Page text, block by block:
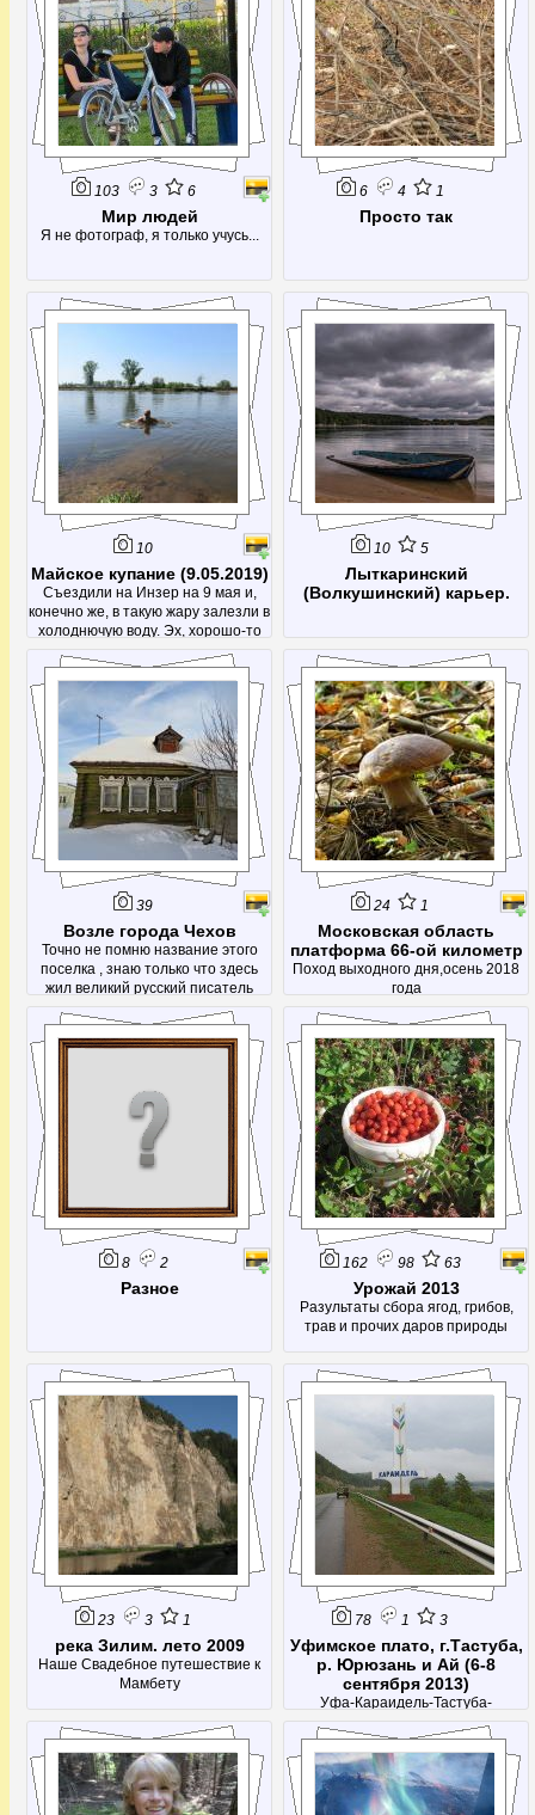
103 3 6
Мир людей
Я не фотограф, я только учусь...
6 4 1
Просто так
10
Майское купание (9.05.2019)
Съездили на Инзер на 9 мая и,
конечно же, в такую жару залезли в
холоднючую воду. Эх, хорошо-то
как!
10 5
Лыткаринский
(Волкушинский) карьер.
39
Возле города Чехов
Точно не помню название этого
поселка , знаю только что здесь
жил великий русский писатель
Чехов.
24 1
Московская область
платформа 66-ой километр
Поход выходного дня,осень 2018
года
8 2
Разное
162 98 63
Урожай 2013
Разультаты сбора ягод, грибов,
трав и прочих даров природы
23 3 1
река Зилим. лето 2009
Наше Свадебное путешествие к
Мамбету
78 1 3
Уфимское плато, г.Тастуба,
р. Юрюзань и Ай (6-8
сентября 2013)
Уфа-Караидель-Тастуба-
ЛаклыЗаехали на гору, поплавали
по Юрюзани, нашли убежище
Салавата. Случайно наткнулись на
Лаклинскую пещеру и посетили
Айские скалы.